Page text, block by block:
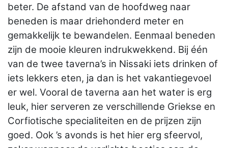
beter. De afstand van de hoofdweg naar
beneden is maar driehonderd meter en
gemakkelijk te bewandelen. Eenmaal beneden
zijn de mooie kleuren indrukwekkend. Bij één
van de twee taverna’s in Nissaki iets drinken of
iets lekkers eten, ja dan is het vakantiegevoel
er wel. Vooral de taverna aan het water is erg
leuk, hier serveren ze verschillende Griekse en
Corfiotische specialiteiten en de prijzen zijn
goed. Ook ’s avonds is het hier erg sfeervol,